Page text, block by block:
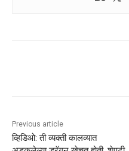
Previous article
व्हिडिओ: ती व्यक्ती कालव्यात